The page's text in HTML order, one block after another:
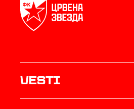
Vesti